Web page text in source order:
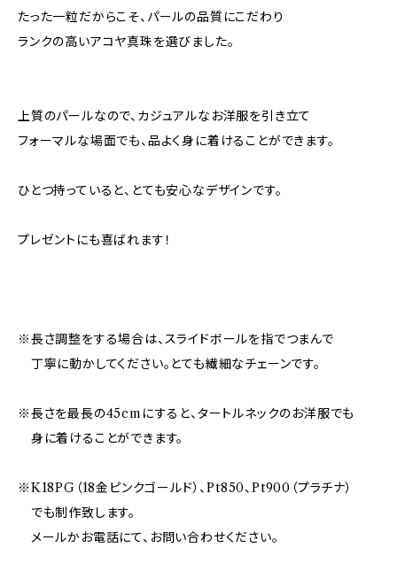
たった一粒だからこそ、パールの品質にこだわり
ランクの高いアコヤ真珠を選びました。
上質のパールなので、カジュアルなお洋服を引き立て
フォーマルな場面でも、品よく身に着けることができます。
ひとつ持っていると、とても安心なデザインです。
プレゼントにも喜ばれます！
※長さ調整をする場合は、スライドボールを指でつまんで
丁寧に動かしてください。とても繊細なチェーンです。
※長さを最長の45cmにすると、タートルネックのお洋服でも
身に着けることができます。
※K18PG（18金ピンクゴールド）、Pt850、Pt900（プラチナ）
でも制作致します。
メールかお電話にて、お問い合わせください。